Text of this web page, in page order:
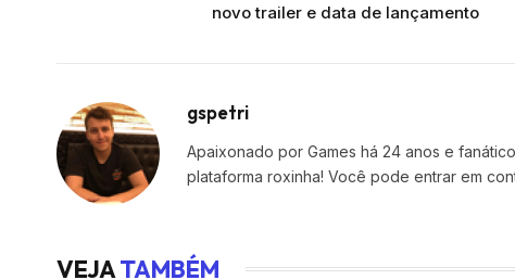
novo trailer e data de lançamento
gspetri
Apaixonado por Games há 24 anos e
plataforma roxinha! Você pode entrar em
VEJATAMBÉM